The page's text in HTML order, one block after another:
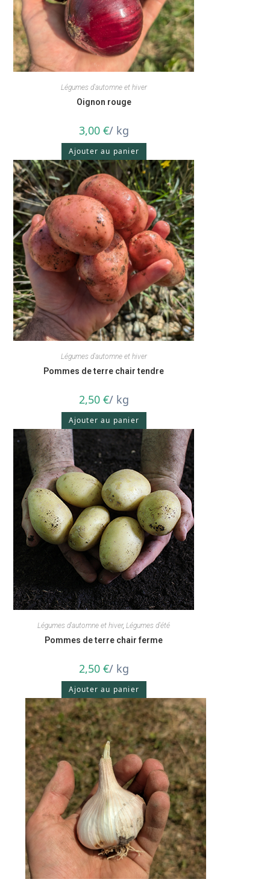
Légumes d'automne et hiver
Oignon rouge
3,00 €/ kg
Ajouter au panier
Légumes d'automne et hiver
Pommes de terre chair tendre
2,50 €/ kg
Ajouter au panier
Légumes d'automne et hiver,Légumes d'été
Pommes de terre chair ferme
2,50 €/ kg
Ajouter au panier